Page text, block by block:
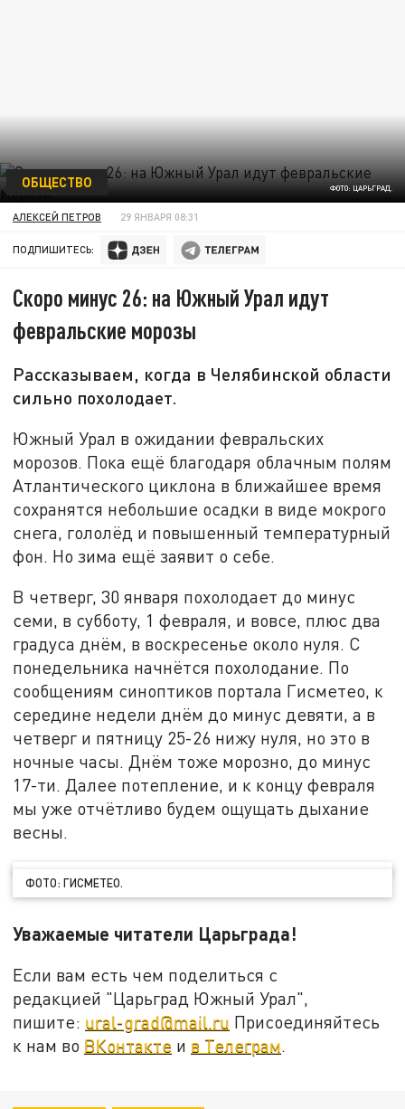
ФОТО: ЦАРЬГРАД.
ОБЩЕСТВО
АЛЕКСЕЙ ПЕТРОВ 29 ЯНВАРЯ 08:31
ПОДПИШИТЕСЬ:
Скоро минус 26: на Южный Урал идут
февральские морозы
Рассказываем, когда в Челябинской области
сильно похолодает.
Южный Урал в ожидании февральских
морозов. Пока ещё благодаря облачным полям
Атлантического циклона в ближайшее время
сохранятся небольшие осадки в виде мокрого
снега, гололёд и повышенный температурный
фон. Но зима ещё заявит о себе.
В четверг, 30 января похолодает до минус
семи, в субботу, 1 февраля, и вовсе, плюс два
градуса днём, в воскресенье около нуля. С
понедельника начнётся похолодание. По
сообщениям синоптиков портала Гисметео, к
середине недели днём до минус девяти, а в
четверг и пятницу 25-26 нижу нуля, но это в
ночные часы. Днём тоже морозно, до минус
17-ти. Далее потепление, и к концу февраля
мы уже отчётливо будем ощущать дыхание
весны.
ФОТО: ГИСМЕТЕО.
Уважаемые читатели Царьграда!
Если вам есть чем поделиться с
редакцией "Царьград Южный Урал",
пишите: ural-grad@mail.ru Присоединяйтесь
к нам во ВКонтакте и в Телеграм.